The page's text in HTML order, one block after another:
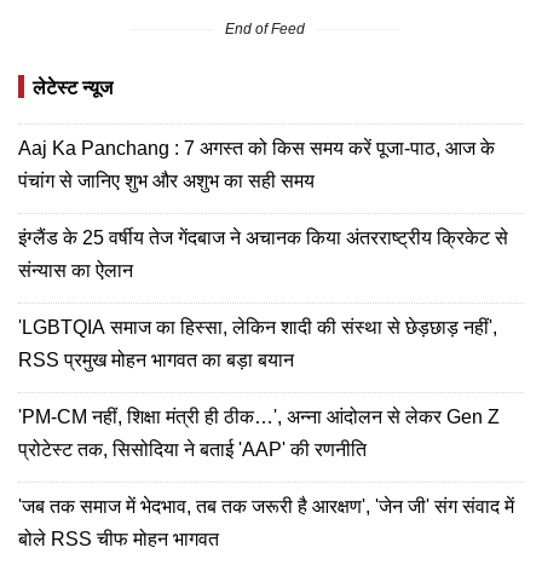
End of Feed
लेटेस्ट न्यूज
Aaj Ka Panchang : 7 अगस्त को किस समय करें पूजा-पाठ, आज के
पंचांग से जानिए शुभ और अशुभ का सही समय
इंग्लैंड के 25 वर्षीय तेज गेंदबाज ने अचानक किया अंतरराष्ट्रीय क्रिकेट से
संन्यास का ऐलान
'LGBTQIA समाज का हिस्सा, लेकिन शादी की संस्था से छेड़छाड़ नहीं',
RSS प्रमुख मोहन भागवत का बड़ा बयान
'PM-CM नहीं, शिक्षा मंत्री ही ठीक…', अन्ना आंदोलन से लेकर Gen Z
प्रोटेस्ट तक, सिसोदिया ने बताई 'AAP' की रणनीति
'जब तक समाज में भेदभाव, तब तक जरूरी है आरक्षण', 'जेन जी' संग संवाद में
बोले RSS चीफ मोहन भागवत